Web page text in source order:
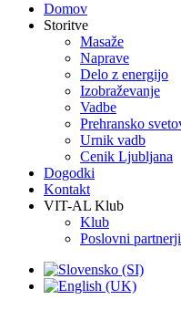
Domov
Storitve
Masaže
Naprave
Delo z energijo
Izobraževanje
Vadbe
Prehransko
Urnik vadb
Cenik Ljubljana
Dogodki
Kontakt
VIT-AL Klub
Klub
Poslovni partnerji